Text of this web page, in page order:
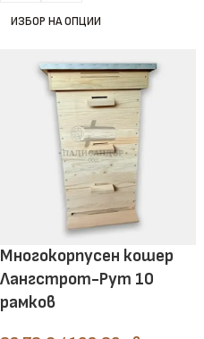
ИЗБОР НА ОПЦИИ
Многокорпусен кошер
Лангстрот-Рут 10
рамков